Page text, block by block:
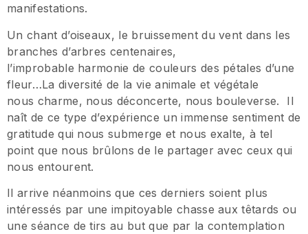
manifestations.
Un chant d’oiseaux, le bruissement du vent dans les
branches d’arbres centenaires,
l’improbable harmonie de couleurs des pétales d’une
fleur…La diversité de la vie animale et végétale
nous charme, nous déconcerte, nous bouleverse. Il
naît de ce type d’expérience un immense sentiment de
gratitude qui nous submerge et nous exalte, à tel
point que nous brûlons de le partager avec ceux qui
nous entourent.
Il arrive néanmoins que ces derniers soient plus
intéressés par une impitoyable chasse aux têtards ou
une séance de tirs au but que par la contemplation